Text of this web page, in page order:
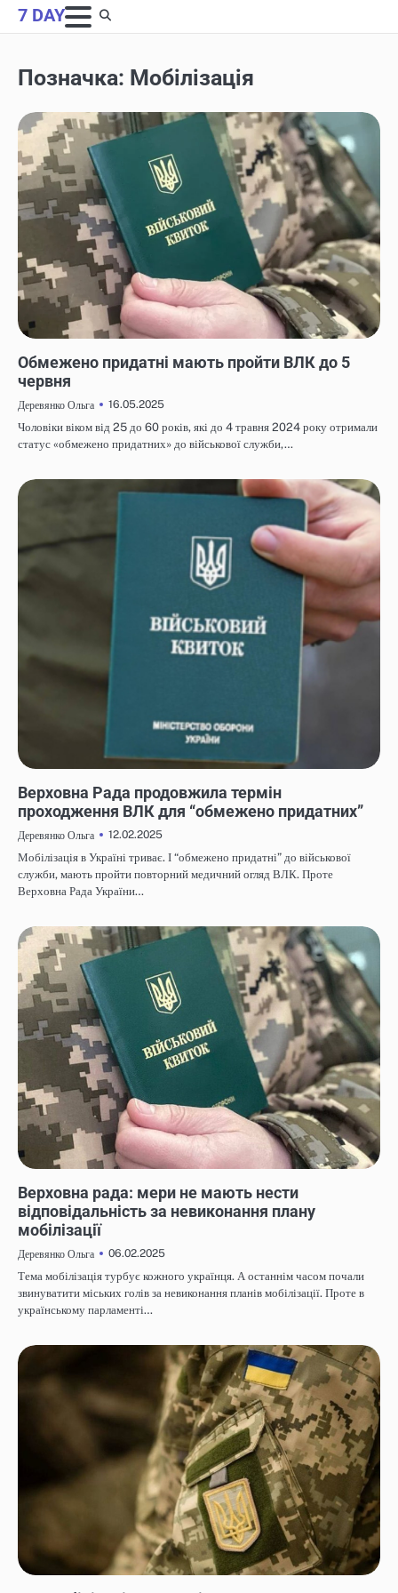
Skip
to
7 DAY
Позначка: Мобілізація
Обмежено придатні мають пройти ВЛК до 5
червня
Деревянко Ольга
16.05.2025
Чоловіки віком від 25 до 60 років, які до 4 травня 2024 року отримали
статус «обмежено придатних» до військової служби,…
Верховна Рада продовжила термін
проходження ВЛК для “обмежено придатних”
Деревянко Ольга
12.02.2025
Мобілізація в Україні триває. І “обмежено придатні” до військової
служби, мають пройти повторний медичний огляд ВЛК. Проте
Верховна Рада України…
Верховна рада: мери не мають нести
відповідальність за невиконання плану
мобілізації
Деревянко Ольга
06.02.2025
Тема мобілізація турбує кожного українця. А останнім часом почали
звинуватити міських голів за невиконання планів мобілізації. Проте в
українському парламенті…